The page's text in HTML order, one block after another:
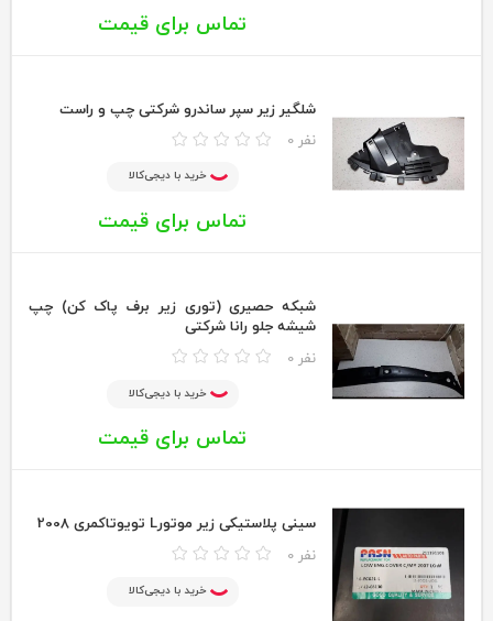
تماس برای قیمت
شلگیر زیر سپر ساندرو شرکتی چپ و راست
0 نفر
خرید با دیجی‌کالا
تماس برای قیمت
شبکه حصیری (توری زیر برف پاک کن) چپ
شیشه جلو رانا شرکتی
0 نفر
خرید با دیجی‌کالا
تماس برای قیمت
سینی پلاستیکی زیر موتورL تویوتاکمری 2008
0 نفر
خرید با دیجی‌کالا